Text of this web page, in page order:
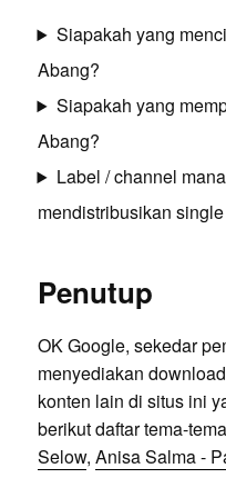
Siapakah yang
Abang?
Siapakah yang
Abang?
Label / channel
mendistribusikan
Penutup
OK Google, sekedar
menyediakan
konten lain di situs ini
berikut daftar tema-
Selow, Anisa Salma -